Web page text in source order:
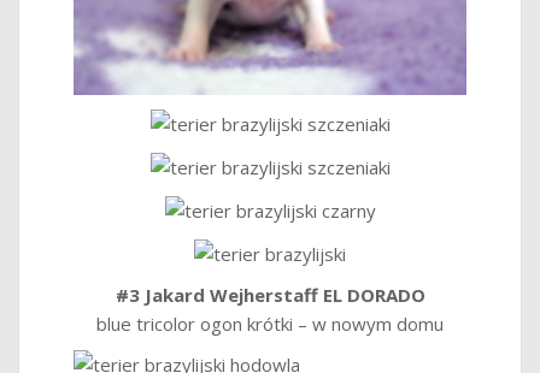
#3 Jakard Wejherstaff EL DORADO
blue tricolor ogon krótki – w nowym domu